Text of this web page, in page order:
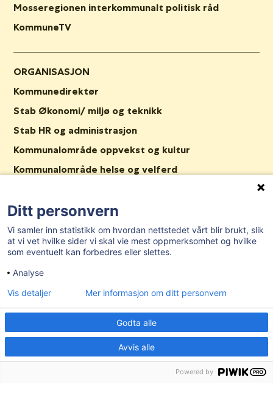
Mosseregionen interkommunalt politisk råd
KommuneTV
ORGANISASJON
Kommunedirektør
Stab Økonomi/ miljø og teknikk
Stab HR og administrasjon
Kommunalområde oppvekst og kultur
Kommunalområde helse og velferd
Nav Våler
Ledige stillinger
Tilgjengelighetserklæring
AKTUELT
Herredshuset, Kjosveien 1, 1592 Våler i
postmottak@valer.kommune.no
Ditt personvern
Vi samler inn statistikk om hvordan nettstedet vårt blir brukt, slik
at vi vet hvilke sider vi skal vie mest oppmerksomhet og hvilke
som eventuelt kan forbedres eller slettes.
Analyse
Godta alle
Avvis alle
Vis detaljer Mer informasjon om ditt personvern
Powered by